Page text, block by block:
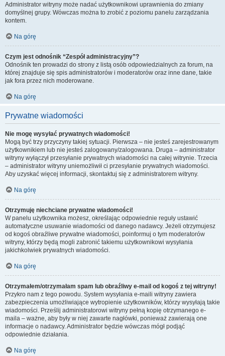
Administrator witryny może nadać użytkownikowi uprawnienia do zmiany
domyślnej grupy. Wówczas można to zrobić z poziomu panelu zarządzania
kontem.
Na górę
Czym jest odnośnik “Zespół administracyjny”?
Odnośnik ten prowadzi do strony z listą osób odpowiedzialnych za forum, na
której znajduje się spis administratorów i moderatorów oraz inne dane, takie
jak fora przez nich moderowane.
Na górę
Prywatne wiadomości
Nie mogę wysyłać prywatnych wiadomości!
Mogą być trzy przyczyny takiej sytuacji. Pierwsza – nie jesteś zarejestrowanym
użytkownikiem lub nie jesteś zalogowany/zalogowana. Druga – administrator
witryny wyłączył przesyłanie prywatnych wiadomości na całej witrynie. Trzecia
– administrator witryny uniemożliwił ci przesyłanie prywatnych wiadomości.
Aby uzyskać więcej informacji, skontaktuj się z administratorem witryny.
Na górę
Otrzymuję niechciane prywatne wiadomości!
W panelu użytkownika możesz, określając odpowiednie reguły ustawić
automatyczne usuwanie wiadomości od danego nadawcy. Jeżeli otrzymujesz
od kogoś obraźliwe prywatne wiadomości, poinformuj o tym moderatorów
witryny, którzy będą mogli zabronić takiemu użytkownikowi wysyłania
jakichkolwiek prywatnych wiadomości.
Na górę
Otrzymałem/otrzymałam spam lub obraźliwy e-mail od kogoś z tej witryny!
Przykro nam z tego powodu. System wysyłania e-maili witryny zawiera
zabezpieczenia umożliwiające wytropienie użytkowników, którzy wysyłają takie
wiadomości. Prześlij administratorowi witryny pełną kopię otrzymanego e-
maila – ważne, aby były w niej zawarte nagłówki, ponieważ zawierają one
informacje o nadawcy. Administrator będzie wówczas mógł podjąć
odpowiednie działania.
Na górę